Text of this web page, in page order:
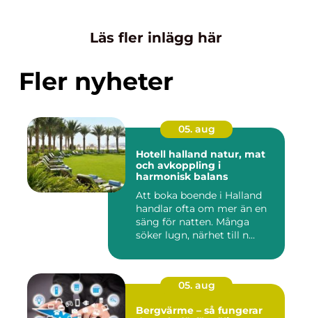
Läs fler inlägg här
Fler nyheter
05. aug
Hotell halland natur, mat
och avkoppling i
harmonisk balans
Att boka boende i Halland
handlar ofta om mer än en
säng för natten. Många
söker lugn, närhet till n...
05. aug
Bergvärme – så fungerar